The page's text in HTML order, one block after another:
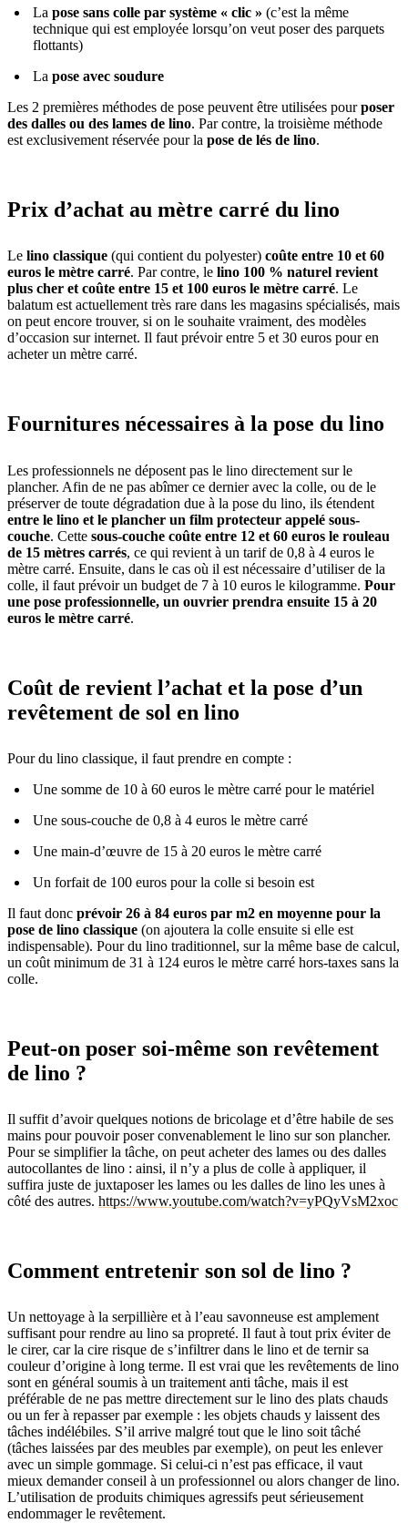
La pose sans colle par système « clic » (c’est la même
technique qui est employée lorsqu’on veut poser des parquets
flottants)
La pose avec soudure
Les 2 premières méthodes de pose peuvent être utilisées pourposer
des dalles ou des lames de lino. Par contre, la troisième méthode
est exclusivement réservée pour la pose de lés de lino.
Prix d’achat au mètre carré du lino
Le lino classique (qui contient du polyester) coûte entre 10 et 60
euros le mètre carré. Par contre, le lino 100 % naturel revient
plus cher et coûte entre 15 et 100 euros le mètre carré. Le
balatum est actuellement très rare dans les magasins spécialisés, mais
on peut encore trouver, si on le souhaite vraiment, des modèles
d’occasion sur internet. Il faut prévoir entre 5 et 30 euros pour en
acheter un mètre carré.
Fournitures nécessaires à la pose du lino
Les professionnels ne déposent pas le lino directement sur le
plancher. Afin de ne pas abîmer ce dernier avec la colle, ou de le
préserver de toute dégradation due à la pose du lino, ils étendent
entre le lino et le plancher un film protecteur appelé sous-
couche. Cette sous-couche coûte entre 12 et 60 euros le rouleau
de 15 mètres carrés, ce qui revient à un tarif de 0,8 à 4 euros le
mètre carré. Ensuite, dans le cas où il est nécessaire d’utiliser de la
colle, il faut prévoir un budget de 7 à 10 euros le kilogramme. Pour
une pose professionnelle, un ouvrier prendra ensuite 15 à 20
euros le mètre carré.
Coût de revient l’achat et la pose d’un
revêtement de sol en lino
Pour du lino classique, il faut prendre en compte :
Une somme de 10 à 60 euros le mètre carré pour le matériel
Une sous-couche de 0,8 à 4 euros le mètre carré
Une main-d’œuvre de 15 à 20 euros le mètre carré
Un forfait de 100 euros pour la colle si besoin est
Il faut donc prévoir 26 à 84 euros par m2 en moyenne pour la
pose de lino classique (on ajoutera la colle ensuite si elle est
indispensable). Pour du lino traditionnel, sur la même base de calcul,
un coût minimum de 31 à 124 euros le mètre carré hors-taxes sans la
colle.
Peut-on poser soi-même son revêtement
de lino ?
Il suffit d’avoir quelques notions de bricolage et d’être habile de ses
mains pour pouvoir poser convenablement le lino sur son plancher.
Pour se simplifier la tâche, on peut acheter des lames ou des dalles
autocollantes de lino : ainsi, il n’y a plus de colle à appliquer, il
suffira juste de juxtaposer les lames ou les dalles de lino les unes à
côté des autres. https://www.youtube.com/watch?v=yPQyVsM2xoc
Comment entretenir son sol de lino ?
Un nettoyage à la serpillière et à l’eau savonneuse est amplement
suffisant pour rendre au lino sa propreté. Il faut à tout prix éviter de
le cirer, car la cire risque de s’infiltrer dans le lino et de ternir sa
couleur d’origine à long terme. Il est vrai que les revêtements de lino
sont en général soumis à un traitement anti tâche, mais il est
préférable de ne pas mettre directement sur le lino des plats chauds
ou un fer à repasser par exemple : les objets chauds y laissent des
tâches indélébiles. S’il arrive malgré tout que le lino soit tâché
(tâches laissées par des meubles par exemple), on peut les enlever
avec un simple gommage. Si celui-ci n’est pas efficace, il vaut
mieux demander conseil à un professionnel ou alors changer de lino.
L’utilisation de produits chimiques agressifs peut sérieusement
endommager le revêtement.